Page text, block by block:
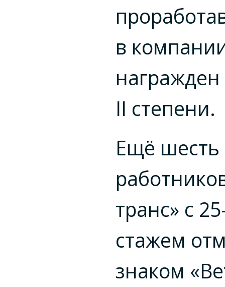
в
II степени.
Ещё шесть
транс» с
стажем
знаком